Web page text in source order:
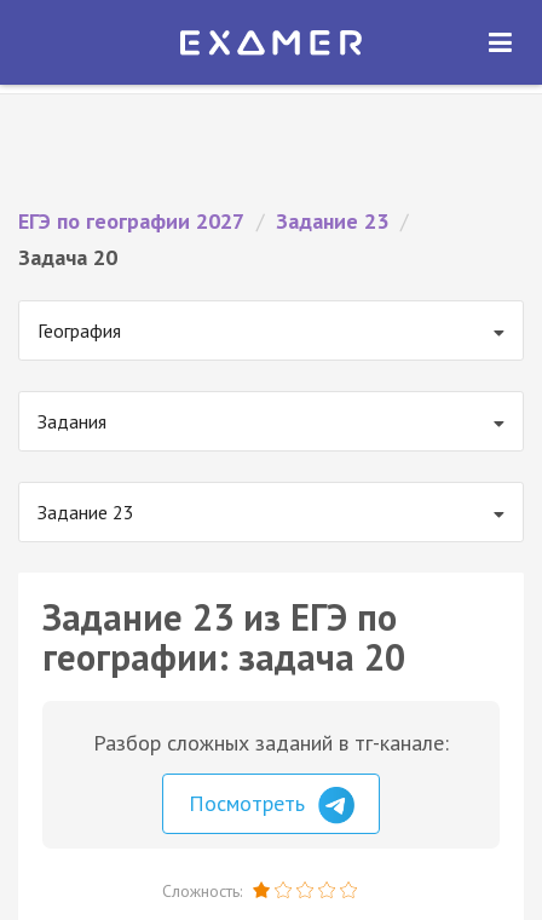
Экзамер — ЕГЭ 2027
ОТКРЫТЬ
ЕГЭ по географии 2027 / Задание 23 /
Задача 20
География
Задания
Задание 23
Задание 23 из ЕГЭ по
географии: задача 20
Разбор сложных заданий в тг-канале:
Посмотреть
Сложность: